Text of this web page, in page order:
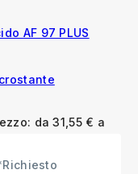
da 31,55 € a
Richiesto